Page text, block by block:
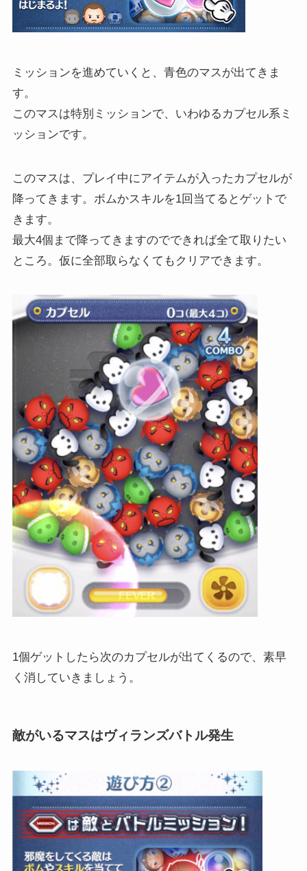
ミッションを進めていくと、青色のマスが出てきま
す。
このマスは特別ミッションで、いわゆるカプセル系ミ
ッションです。
このマスは、プレイ中にアイテムが入ったカプセルが
降ってきます。ボムかスキルを1回当てるとゲットで
きます。
最大4個まで降ってきますのでできれば全て取りたい
ところ。仮に全部取らなくてもクリアできます。
1個ゲットしたら次のカプセルが出てくるので、素早
く消していきましょう。
敵がいるマスはヴィランズバトル発生